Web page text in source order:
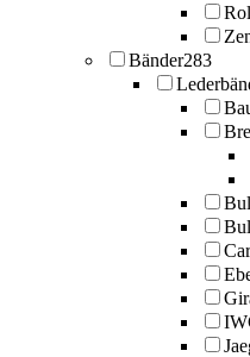
Bänder283